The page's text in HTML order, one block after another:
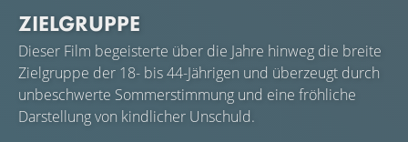
ZIELGRUPPE
Dieser Film begeisterte über die Jahre hinweg die breite
Zielgruppe der 18- bis 44-Jährigen und überzeugt durch
unbeschwerte Sommerstimmung und eine fröhliche
Darstellung von kindlicher Unschuld.